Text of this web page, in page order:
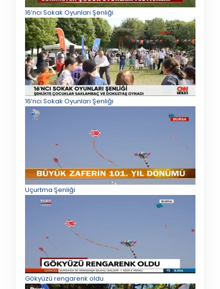
16’ncı Sokak Oyunları Şenliği
16’ncı Sokak Oyunları Şenliği
Uçurtma Şenliği
Gökyüzü rengarenk oldu